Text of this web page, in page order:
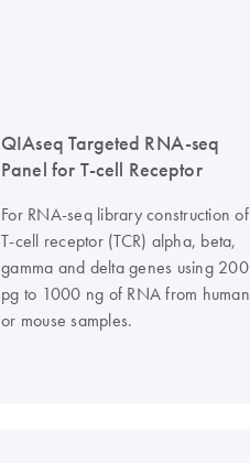
QIAseq Targeted RNA-seq
Panel for T-cell Receptor
For RNA-seq library construction of
T-cell receptor (TCR) alpha, beta,
gamma and delta genes using 200
pg to 1000 ng of RNA from human
or mouse samples.